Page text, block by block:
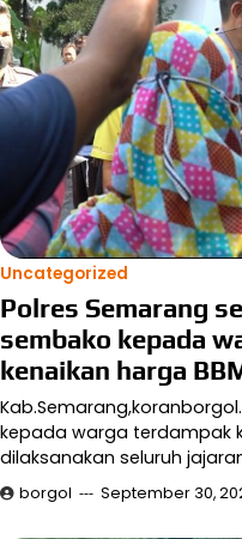
Uncategorized
Polres Semarang
sembako kepada
kenaikan harga
kepada warga terdampak
dilaksanakan seluruh
borgol September 30,